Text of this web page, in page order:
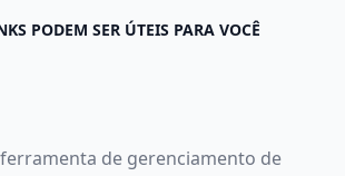
PODEM SER ÚTEIS PARA VOCÊ
ferramenta de gerenciamento de